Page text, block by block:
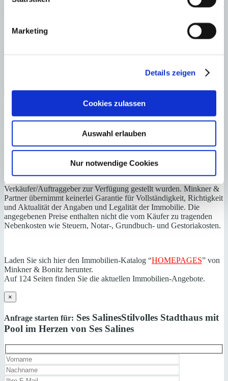
Marketing
Details zeigen
Cookies zulassen
Auswahl erlauben
Nur notwendige Cookies
E
Steuern beim Immobilienkauf auf Mallorca!
Zuständiges Büro
OFICINA SANTANYI | Mirjana Antic0034971163400
Haftungs- und Courtageklausel
Verkäufer/Auftraggeber zur Verfügung gestellt wurden. Minkner &
Partner übernimmt keinerlei Garantie für Vollständigkeit, Richtigkeit
und Aktualität der Angaben und Legalität der Immobilie. Die
angegebenen Preise enthalten nicht die vom Käufer zu tragenden
Nebenkosten wie Steuern, Notar-, Grundbuch- und Gestoriakosten.
Laden Sie sich hier den Immobilien-Katalog “HOMEPAGES” von
Minkner & Bonitz herunter.
Auf 124 Seiten finden Sie die aktuellen Immobilien-Angebote.
×
Anfrage starten für: Ses SalinesStilvolles Stadthaus mit
Pool im Herzen von Ses Salines